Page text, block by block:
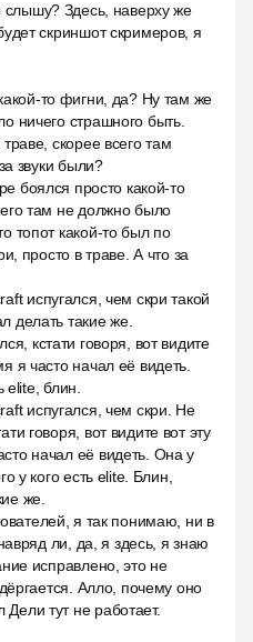
слышу? Здесь, наверху же
скриншот скримеров, я
то фигни, да? Ну там же
ничего страшного быть.
скорее всего там
звуки были?
боялся просто какой-то
там не должно было
топот какой-то был по
просто в траве. А что за
испугался, чем скри такой
делать такие же.
кстати говоря, вот видите
я часто начал её видеть.
elite, блин.
испугался, чем скри. Не
говоря, вот видите вот эту
начал её видеть. Она у
у кого есть elite. Блин,
же.
я так понимаю, ни в
ли, да, я здесь, я знаю
исправлено, это не
Алло, почему оно
тут не работает.